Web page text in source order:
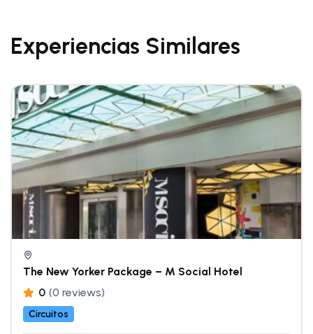
Experiencias Similares
The New Yorker Package – M Social Hotel
0 (0 reviews)
Circuitos